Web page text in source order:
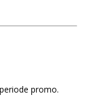
promo.